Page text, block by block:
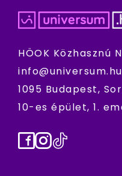
HÖOK Közhasznú
info@universum.hu
1095 Budapest,
10-es épület, 1.
Facebook
Instagram
TikTok